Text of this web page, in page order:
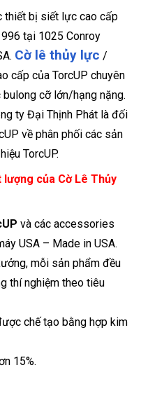
thiết bị siết lực cao cấp
tại 1025 Conroy
Cờ lê thủy lực /
cấp của TorcUP chuyên
cỡ lớn/hạng nặng.
ty Đại Thịnh Phát là đối
về phân phối các sản
TorcUP.
của Cờ Lê Thủy
và các accessories
USA – Made in USA.
mỗi sản phẩm đều
thí nghiệm theo tiêu
chế tạo bằng hợp kim
15%.